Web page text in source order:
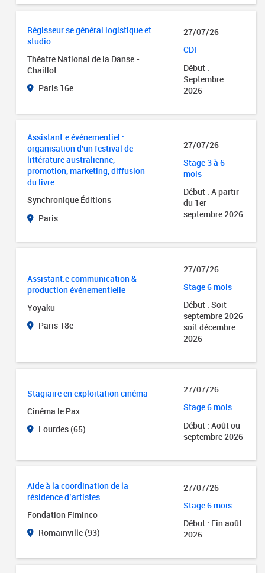
Régisseur.se général logistique et
studio
Théatre National de la Danse -
Chaillot
Paris 16e
27/07/26
CDI
Début :
Septembre
2026
Assistant.e événementiel :
organisation d'un festival de
littérature australienne,
promotion, marketing, diffusion
du livre
Synchronique Éditions
Paris
27/07/26
Stage 3 à 6
mois
Début : A partir
du 1er
septembre 2026
Assistant.e communication &
production événementielle
Yoyaku
Paris 18e
27/07/26
Stage 6 mois
Début : Soit
septembre 2026
soit décembre
2026
Stagiaire en exploitation cinéma
Cinéma le Pax
Lourdes (65)
27/07/26
Stage 6 mois
Début : Août ou
septembre 2026
Aide à la coordination de la
résidence d’artistes
Fondation Fiminco
Romainville (93)
27/07/26
Stage 6 mois
Début : Fin août
2026